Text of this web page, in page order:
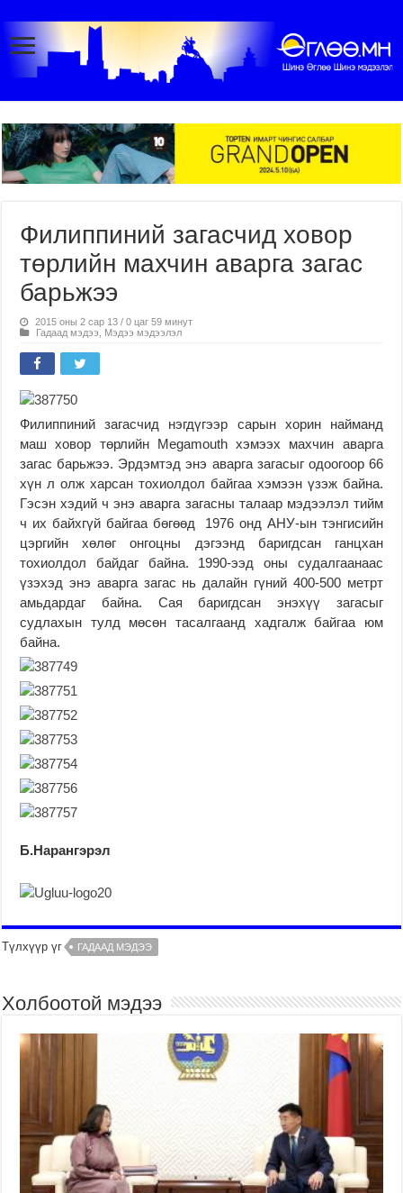
Филиппиний загасчид ховор
төрлийн махчин аварга загас
барьжээ
2015 оны 2 сар 13 / 0 цаг 59 минут
Гадаад мэдээ
Мэдээ мэдээлэл
Филиппиний загасчид нэгдүгээр сарын хорин найманд
маш ховор төрлийн Megamouth хэмээх махчин аварга
загас барьжээ. Эрдэмтэд энэ аварга загасыг одоогоор 66
хүн л олж харсан тохиолдол байгаа хэмээн үзэж байна.
Гэсэн хэдий ч энэ аварга загасны талаар мэдээлэл тийм
ч их байхгүй байгаа бөгөөд 1976 онд АНУ-ын тэнгисийн
цэргийн хөлөг онгоцны дэгээнд баригдсан ганцхан
тохиолдол байдаг байна. 1990-ээд оны судалгаанаас
үзэхэд энэ аварга загас нь далайн гүний 400-500 метрт
амьдардаг байна. Сая баригдсан энэхүү загасыг
судлахын тулд мөсөн тасалгаанд хадгалж байгаа юм
байна.
Б.Нарангэрэл
Түлхүүр үг ГАДААД МЭДЭЭ
Холбоотой мэдээ